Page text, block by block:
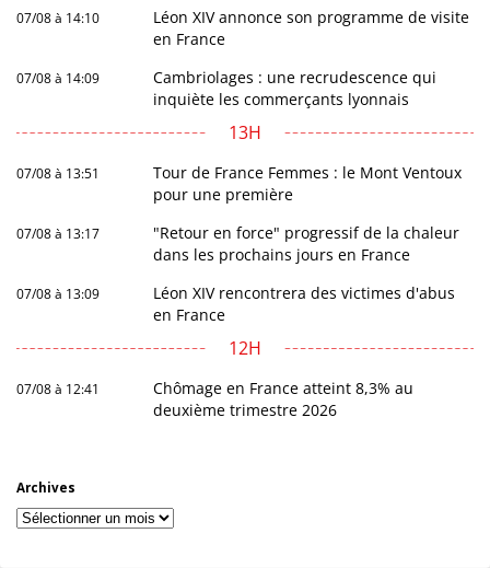
07/08 à 14:10
Léon XIV annonce son programme de visite
en France
07/08 à 14:09
Cambriolages : une recrudescence qui
inquiète les commerçants lyonnais
13H
07/08 à 13:51
Tour de France Femmes : le Mont Ventoux
pour une première
07/08 à 13:17
"Retour en force" progressif de la chaleur
dans les prochains jours en France
07/08 à 13:09
Léon XIV rencontrera des victimes d'abus
en France
12H
07/08 à 12:41
Chômage en France atteint 8,3% au
deuxième trimestre 2026
Archives
Archives